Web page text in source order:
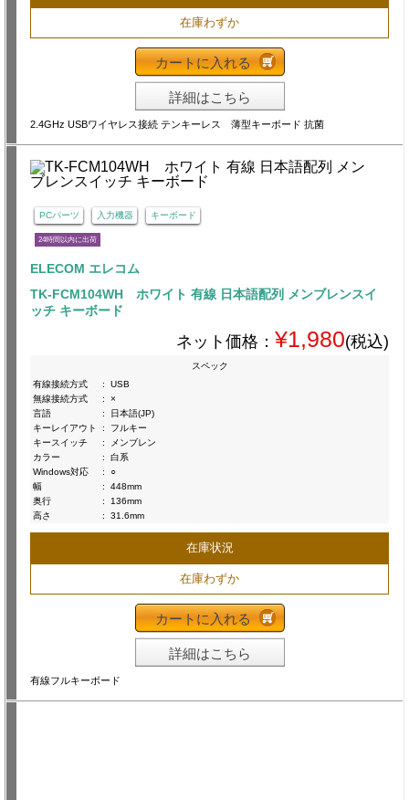
在庫わずか
カートに入れる
詳細はこちら
2.4GHz USBワイヤレス接続 テンキーレス 薄型キーボード 抗菌
PCパーツ 入力機器 キーボード
24時間以内に出荷
ELECOM エレコム
TK-FCM104WH ホワイト 有線 日本語配列 メンブレンスイ
ッチ キーボード
ネット価格： ¥1,980(税込)
スペック
有線接続方式
:
USB
無線接続方式
:
×
言語
:
日本語(JP)
キーレイアウト
:
フルキー
キースイッチ
:
メンブレン
カラー
:
白系
Windows対応
:
○
幅
:
448mm
奥行
:
136mm
高さ
: 31.6mm
在庫状況
在庫わずか
カートに入れる
詳細はこちら
有線フルキーボード